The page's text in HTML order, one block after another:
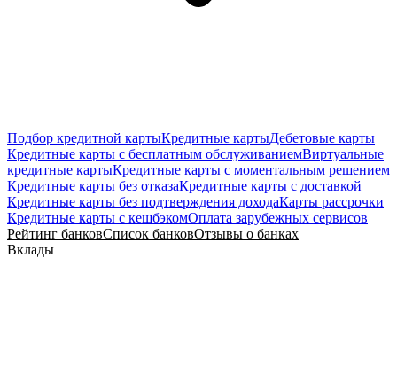
Подбор кредитной картыКредитные картыДебетовые карты
Кредитные карты с бесплатным обслуживаниемВиртуальные
кредитные картыКредитные карты с моментальным решением
Кредитные карты без отказаКредитные карты с доставкой
Кредитные карты без подтверждения доходаКарты рассрочки
Кредитные карты с кешбэкомОплата зарубежных сервисов
Рейтинг банковСписок банковОтзывы о банках
Вклады